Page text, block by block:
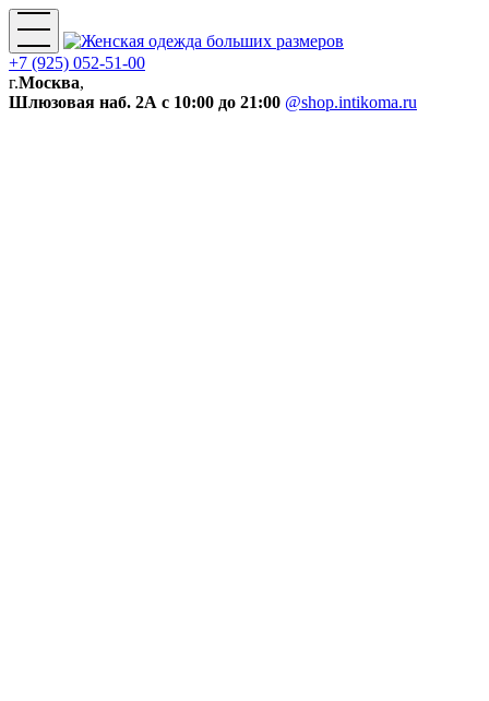
+7 (925) 052-51-00
г.Москва,
Шлюзовая наб. 2А с 10:00 до 21:00 @shop.intikoma.ru